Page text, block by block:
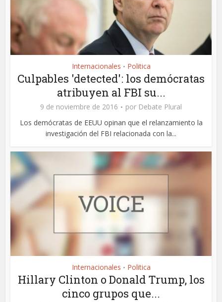
Internacionales • Politica
Culpables 'detected': los demócratas
atribuyen al FBI su...
9 de noviembre de 2016 por Debate Plural
Los demócratas de EEUU opinan que el relanzamiento la
investigación del FBI relacionada con la...
Internacionales • Politica
Hillary Clinton o Donald Trump, los
cinco grupos que...